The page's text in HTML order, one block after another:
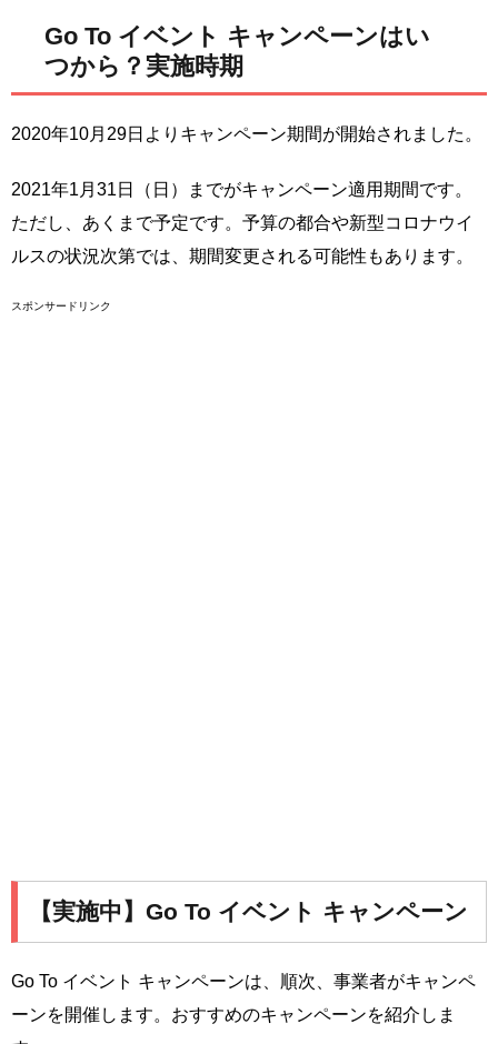
Go To イベント キャンペーンはい
つから？実施時期
2020年10月29日よりキャンペーン期間が開始されました。
2021年1月31日（日）までがキャンペーン適用期間です。
ただし、あくまで予定です。予算の都合や新型コロナウイ
ルスの状況次第では、期間変更される可能性もあります。
スポンサードリンク
【実施中】Go To イベント キャンペーン
Go To イベント キャンペーンは、順次、事業者がキャンペ
ーンを開催します。おすすめのキャンペーンを紹介しま